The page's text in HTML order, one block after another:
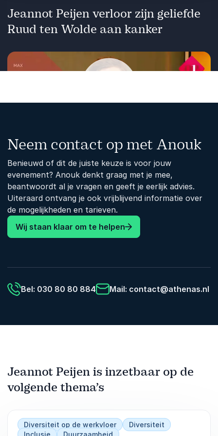
Jeannot Peijen verloor zijn geliefde
Ruud ten Wolde aan kanker
Neem contact op met Anouk
Benieuwd of dit de juiste keuze is voor jouw
evenement? Anouk denkt graag met je mee,
beantwoordt al je vragen en geeft je eerlijk advies.
Uiteraard ontvang je ook vrijblijvend informatie over
de mogelijkheden en tarieven.
Wij staan klaar om te helpen
Bel: 030 80 80 884 Mail: contact@athenas.nl
Jeannot Peijen is inzetbaar op de
volgende thema’s
Diversiteit op de werkvloer
Diversiteit
Inclusie
Duurzaamheid